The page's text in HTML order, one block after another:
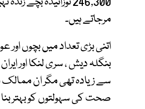
مرجاتے ہیں۔
اتنی بڑی تعداد میں بچوں
بنگلہ دیش ، سری لنکا اور
سے زیادہ تھی مگر ان ممالک
صحت کی سہولتوں کو بہتر